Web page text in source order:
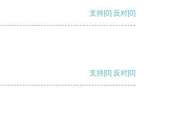
支持[0] 反对[0]
支持[0] 反对[0]